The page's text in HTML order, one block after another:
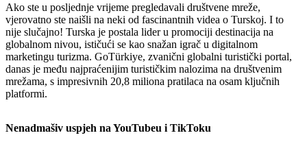
Ako ste u posljednje vrijeme pregledavali društvene mreže,
vjerovatno ste naišli na neki od fascinantnih videa o Turskoj. I to
nije slučajno! Turska je postala lider u promociji destinacija na
globalnom nivou, ističući se kao snažan igrač u digitalnom
marketingu turizma. GoTürkiye, zvanični globalni turistički portal,
danas je među najpraćenijim turističkim nalozima na društvenim
mrežama, s impresivnih 20,8 miliona pratilaca na osam ključnih
platformi.
Nenadmašiv uspjeh na YouTubeu i TikToku